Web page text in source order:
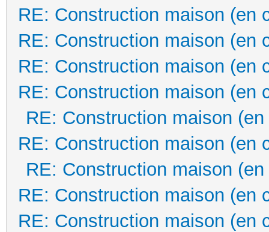
RE: Construction maison (en
RE: Construction maison (en
RE: Construction maison (en
RE: Construction maison (en
RE: Construction maison
RE: Construction maison (en
RE: Construction maison
RE: Construction maison (en
RE: Construction maison (en